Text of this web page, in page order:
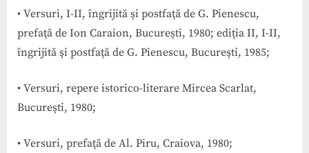
• Versuri, I-II, îngrijită şi postfaţă de G. Pienescu,
prefaţă de Ion Caraion, Bucureşti, 1980; ediţia II, I-II,
îngrijită şi postfaţă de G. Pienescu, Bucureşti, 1985;
• Versuri, repere istorico-literare Mircea Scarlat,
Bucureşti, 1980;
• Versuri, prefaţă de Al. Piru, Craiova, 1980;